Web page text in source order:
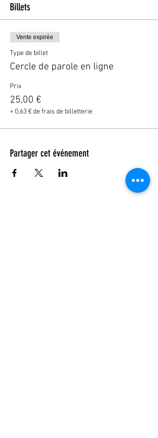
Billets
Vente expirée
Type de billet
Cercle de parole en ligne
Prix
25,00 €
+ 0,63 € de frais de billetterie
Partager cet événement